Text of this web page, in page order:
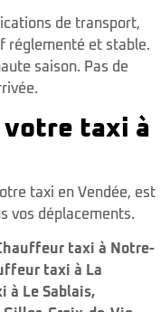
de transport,
réglementé et stable.
saison. Pas de
votre taxi à
taxi en Vendée, est
vos déplacements.
taxi à Notre-
taxi à La
à Le Sablais,